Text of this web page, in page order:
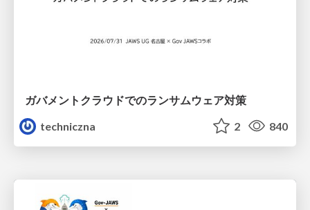
ガバメントクラウドでのランサムウェア対策
techniczna
2 840